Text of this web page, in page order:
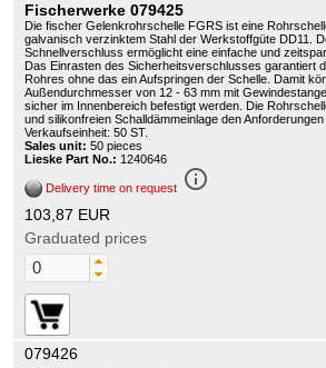
Fischerwerke 079425
Die fischer Gelenkrohrschelle FGRS ist eine
galvanisch verzinktem Stahl der Werkstoffgüte DD11.
Schnellverschluss ermöglicht eine einfache und
Das Einrasten des Sicherheitsverschlusses garantiert
Rohres ohne das ein Aufspringen der Schelle. Damit
Außendurchmesser von 12 - 63 mm mit
sicher im Innenbereich befestigt werden. Die
und silikonfreien Schalldämmeinlage den Anforderungen
Verkaufseinheit: 50 ST.
Sales unit: 50 pieces
Lieske Part No.: 1240646
Delivery time on request info_outline
103,87 EUR
Graduated prices
079426